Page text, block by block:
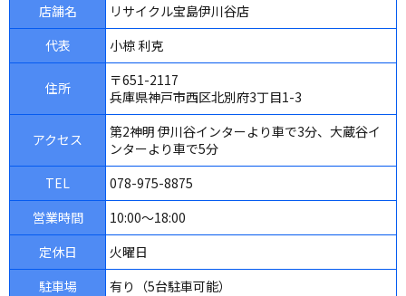
店舗名
リサイクル宝島伊川谷店
代表
小椋 利克
住所
〒651-2117
兵庫県神戸市西区北別府3丁目1-3
アクセス
第2神明 伊川谷インターより車で3分、大蔵谷イ
ンターより車で5分
TEL
078-975-8875
営業時間
10:00～18:00
定休日
火曜日
駐車場
有り（5台駐車可能）